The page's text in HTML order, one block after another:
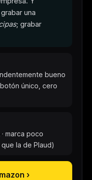
una
; grabar
bueno
botón único, cero
marca poco
la de Plaud)
›